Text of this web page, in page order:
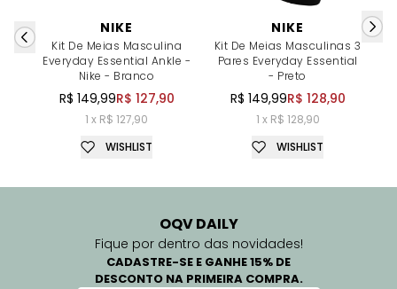
NIKE
Kit De Meias Masculina
Everyday Essential Ankle -
Nike - Branco
R$ 149,99R$ 127,90
1 x R$ 127,90
WISHLIST
NIKE
Kit De Meias Masculinas 3
Pares Everyday Essential
- Preto
R$ 149,99R$ 128,90
1 x R$ 128,90
WISHLIST
OQV DAILY
Fique por dentro das novidades!
CADASTRE-SE E GANHE 15% DE
DESCONTO NA PRIMEIRA COMPRA.